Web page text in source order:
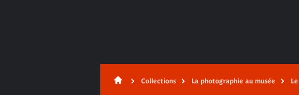
Collections La photographie au musée